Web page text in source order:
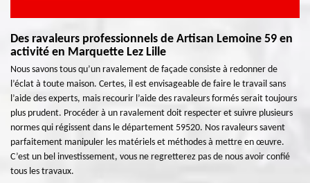
Des ravaleurs professionnels de Artisan Lemoine 59 en
activité en Marquette Lez Lille
Nous savons tous qu’un ravalement de façade consiste à redonner de
l’éclat à toute maison. Certes, il est envisageable de faire le travail sans
l’aide des experts, mais recourir l’aide des ravaleurs formés serait toujours
plus prudent. Procéder à un ravalement doit respecter et suivre plusieurs
normes qui régissent dans le département 59520. Nos ravaleurs savent
parfaitement manipuler les matériels et méthodes à mettre en œuvre.
C’est un bel investissement, vous ne regretterez pas de nous avoir confié
tous les travaux.